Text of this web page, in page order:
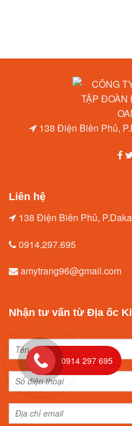
138 Điện Biên Phủ,
Liên hệ
138 Điện Biên Phủ,
0914.297.695
amytrang96@gmail.com
Nhận tư vấn từ Địa ốc
0914 297 695